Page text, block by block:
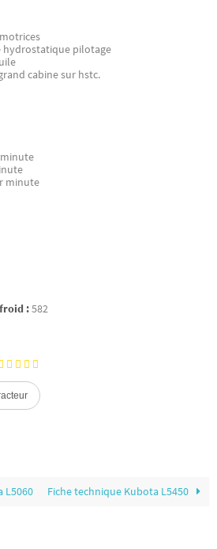
hydrostatique pilotage
cabine sur hstc.
minute
:582
L5060 Fiche technique Kubota L5450